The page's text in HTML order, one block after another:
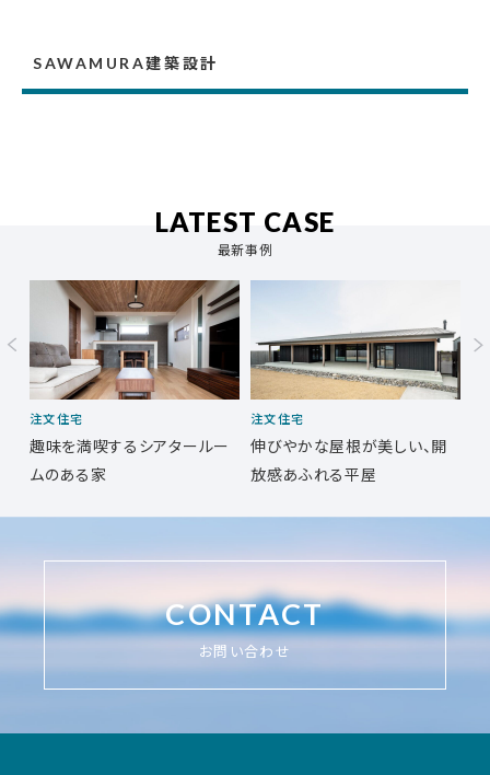
SAWAMURA建築設計
LATEST CASE
最新事例
注文住宅
趣味を満喫するシアタールー
ムのある家
注文住宅
伸びやかな屋根が美しい、開
放感あふれる平屋
CONTACT
お問い合わせ